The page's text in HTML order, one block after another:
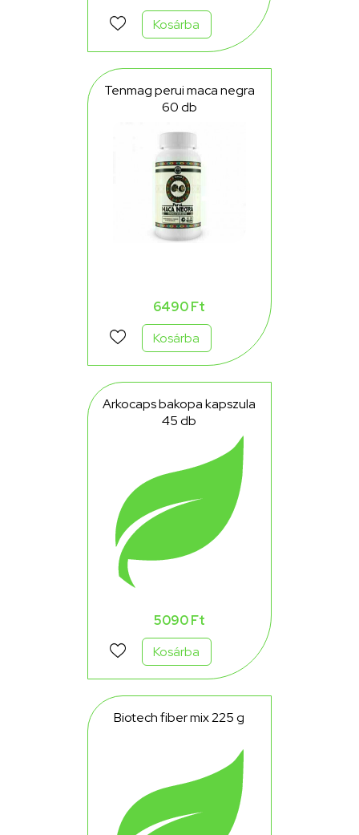
Kosárba
Tenmag perui maca negra
60 db
6490 Ft
Kosárba
Arkocaps bakopa kapszula
45 db
5090 Ft
Kosárba
Biotech fiber mix 225 g